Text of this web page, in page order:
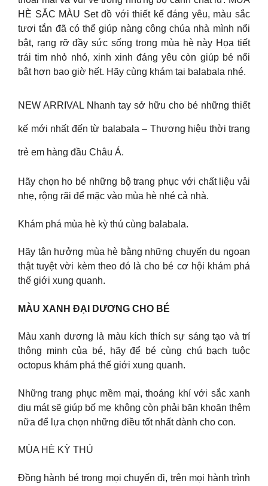
HÈ SẮC MÀU Set đồ với thiết kế đáng yêu, màu sắc
tươi tắn đã có thể giúp nàng công chúa nhà mình nổi
bật, rạng rỡ đầy sức sống trong mùa hè này Họa tiết
trái tim nhỏ nhỏ, xinh xinh đáng yêu còn giúp bé nổi
bật hơn bao giờ hết. Hãy cùng khám tại balabala nhé.
NEW ARRIVAL Nhanh tay sở hữu cho bé những thiết
kế mới nhất đến từ balabala – Thương hiệu thời trang
trẻ em hàng đầu Châu Á.
Hãy chọn ho bé những bộ trang phục với chất liệu vải
nhẹ, rộng rãi để mặc vào mùa hè nhé cả nhà.
Khám phá mùa hè kỳ thú cùng balabala.
Hãy tận hưởng mùa hè bằng những chuyến du ngoạn
thật tuyệt vời kèm theo đó là cho bé cơ hội khám phá
thế giới xung quanh.
MÀU XANH ĐẠI DƯƠNG CHO BÉ
Màu xanh dương là màu kích thích sự sáng tạo và trí
thông minh của bé, hãy để bé cùng chú bạch tuộc
octopus khám phá thế giới xung quanh.
Những trang phục mềm mại, thoáng khí với sắc xanh
dịu mát sẽ giúp bố mẹ không còn phải băn khoăn thêm
nữa để lựa chọn những điều tốt nhất dành cho con.
MÙA HÈ KỲ THÚ
Đồng hành bé trong mọi chuyến đi, trên mọi hành trình